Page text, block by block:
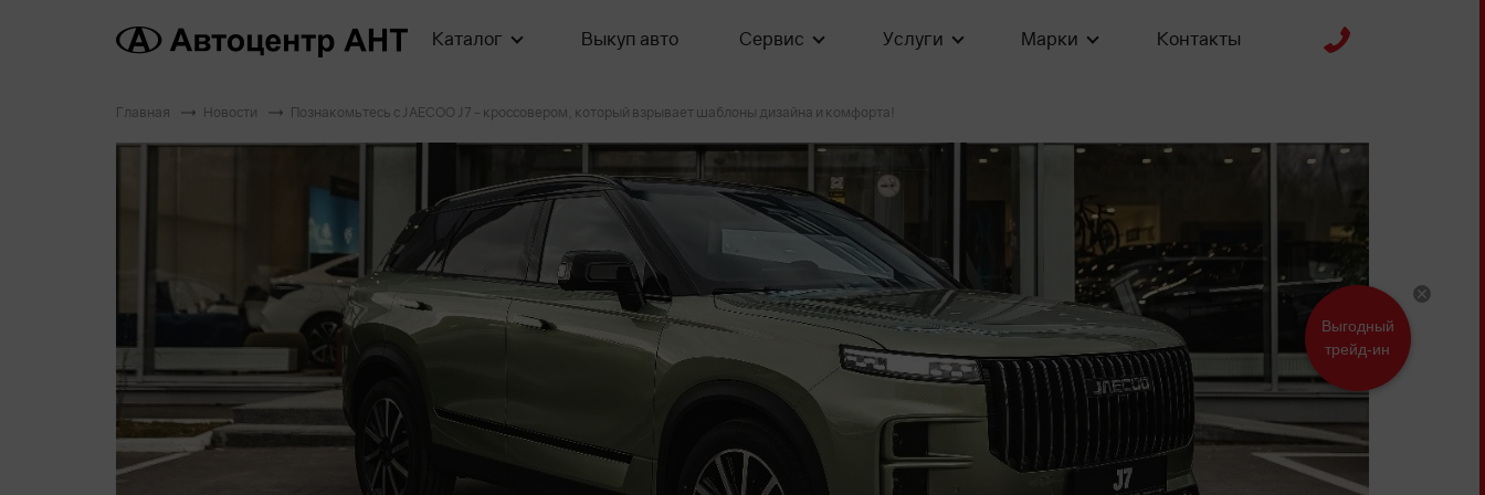
Каталог Выкуп авто Сервис Услуги Марки Контакты
Главная Новости Познакомьтесь с JAECOO J7 – кроссовером, который взрывает шаблоны дизайна и комфорта!
Выгодный
трейд-ин